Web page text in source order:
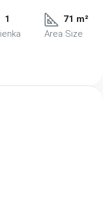
1
71 m²
Area Size